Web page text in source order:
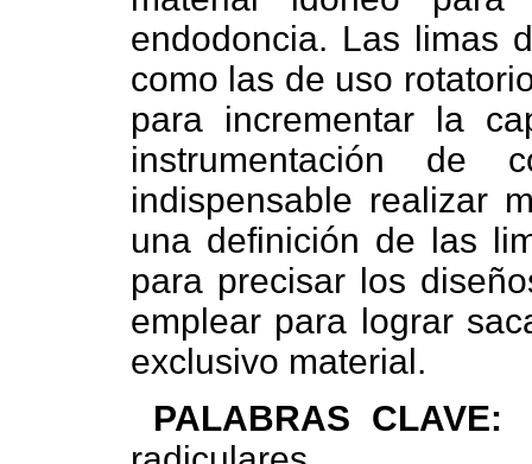
endodoncia. Las limas
como las de uso
para incrementar la
instrumentación de
indispensable realizar
una definición de las
para precisar los
emplear para lograr
exclusivo material.
PALABRAS CLAVE: